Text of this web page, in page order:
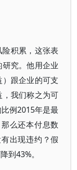
积累，这张表
究。他用企业
跟企业的可支
我们称之为可
例2015年是最
么还本付息数
出现违约？假
到43%。